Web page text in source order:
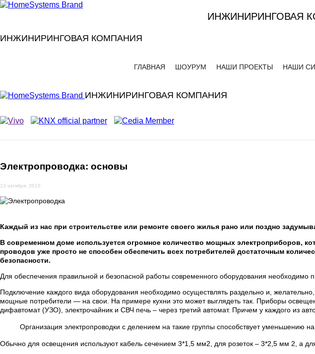
ИНЖИНИРИНГОВАЯ
ИНЖИНИРИНГОВАЯ КОМПАНИЯ
ГЛАВНАЯ ШОУРУМ НАШИ ПРОЕКТЫ НАШИ
ИНЖИНИРИНГОВАЯ КОМПАНИЯ
Электропроводка: основы
13 октября, 2015
Каждый из нас при строительстве или ремонте своего жилья рано или поздно
В современном доме используется огромное количество мощных электроприборов,
проводов уже просто не способен обеспечить всех потребителей достаточным
безопасности.
Для обеспечения правильной и безопасной работы современного оборудования необходимо
Подключение каждого вида оборудования необходимо осуществлять раздельно и,
мощные потребители — на свои. На примере кухни это может выглядеть так. Приборы
дифавтомат (УЗО), электрочайник и СВЧ печь – через третий автомат. Причем у каждого из
Организация электропроводки с делением на такие группы способствует уменьшению
Обычно для освещения используют кабель сечением 3*1,5 мм2, для розеток – 3*2,5 мм 2, а